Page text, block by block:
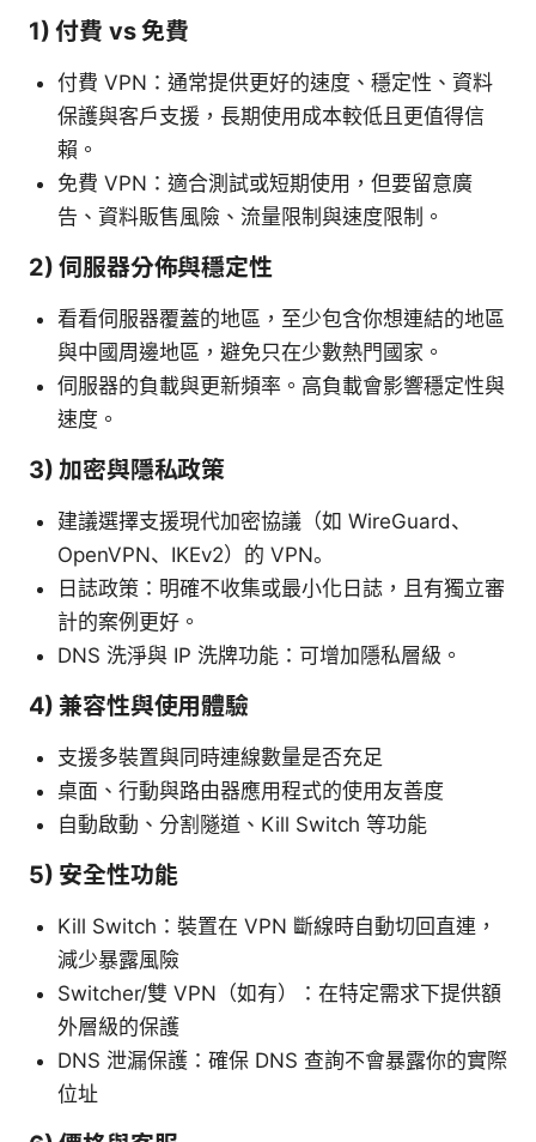
1) 付費 vs 免費
付費 VPN：通常提供更好的速度、穩定性、資料
保護與客戶支援，長期使用成本較低且更值得信
賴。
免費 VPN：適合測試或短期使用，但要留意廣
告、資料販售風險、流量限制與速度限制。
2) 伺服器分佈與穩定性
看看伺服器覆蓋的地區，至少包含你想連結的地區
與中國周邊地區，避免只在少數熱門國家。
伺服器的負載與更新頻率。高負載會影響穩定性與
速度。
3) 加密與隱私政策
建議選擇支援現代加密協議（如 WireGuard、
OpenVPN、IKEv2）的 VPN。
日誌政策：明確不收集或最小化日誌，且有獨立審
計的案例更好。
DNS 洗淨與 IP 洗牌功能：可增加隱私層級。
4) 兼容性與使用體驗
支援多裝置與同時連線數量是否充足
桌面、行動與路由器應用程式的使用友善度
自動啟動、分割隧道、Kill Switch 等功能
5) 安全性功能
Kill Switch：裝置在 VPN 斷線時自動切回直連，
減少暴露風險
Switcher/雙 VPN（如有）：在特定需求下提供額
外層級的保護
DNS 泄漏保護：確保 DNS 查詢不會暴露你的實際
位址